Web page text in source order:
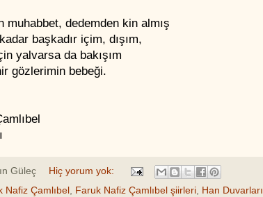
muhabbet, dedemden kin almış
başkadır içim, dışım,
yalvarsa da bakışım
gözlerimin bebeği.
Güleç
Hiç yorum yok:
Nafiz Çamlıbel , Faruk Nafiz Çamlıbel şiirleri, Han Duvarları